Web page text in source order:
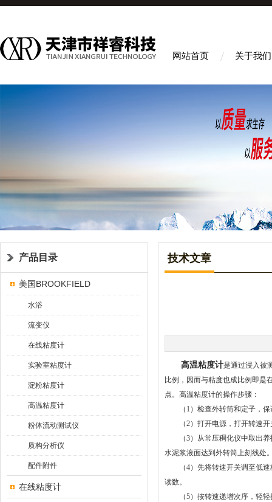
网站首页 关于我们
产品目录
美国BROOKFIELD
水浴
流变仪
在线粘度计
实验室粘度计
淀粉粘度计
高温粘度计
粉体流动测试仪
质构分析仪
配件附件
在线粘度计
技术文章
高温粘度计是通过浸入被
比例，因而与粘度也成比例即是
点。高温粘度计的操作步骤：
（1）检查外转筒和定子，保
（2）打开电源，打开转速开
（3）从常压稠化仪中取出养
水泥浆液面达到外转筒上刻线处
（4）先将转速开关调至低速
读数。
（5）按转速递增次序，轻轻